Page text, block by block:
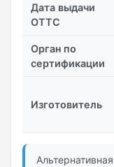
Дата выдачи
ОТТС
Орган по
сертификации
Изготовитель